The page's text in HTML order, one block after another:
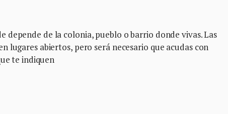
depende de la colonia, pueblo o barrio donde vivas. Las
lugares abiertos, pero será necesario que acudas con
te indiquen